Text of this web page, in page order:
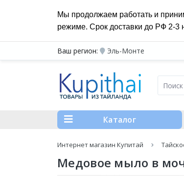
Мы продолжаем работать и
режиме. Срок доставки до РФ 2-3
Ваш регион: Эль-Монте
Каталог
Интернет магазин Купитай
Медовое мыло в